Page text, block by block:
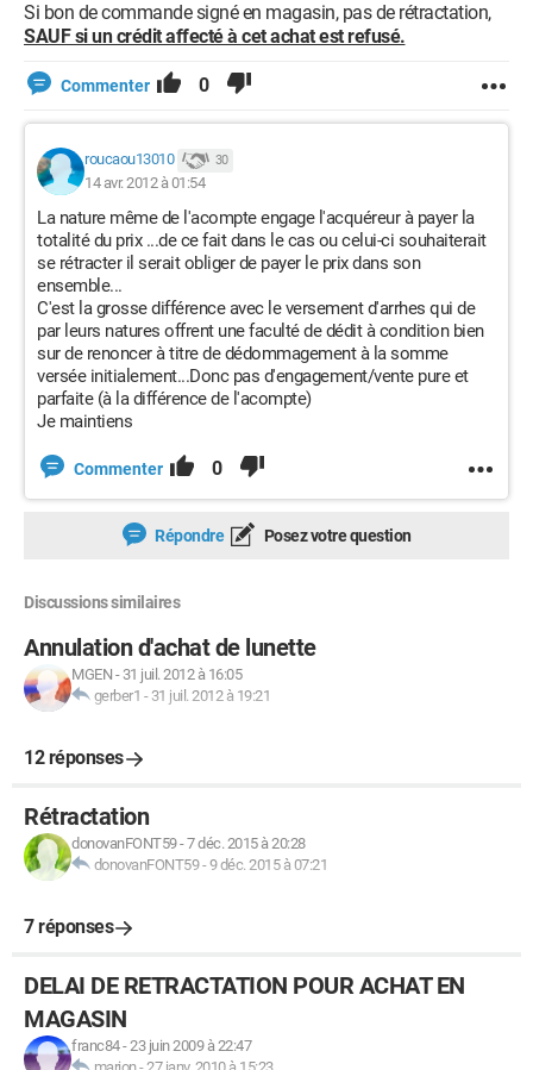
Si bon de commande signé en magasin, pas de rétractation,
SAUF si un crédit affecté à cet achat est refusé.
Commenter 0
roucaou13010 30
14 avr. 2012 à 01:54
La nature même de l'acompte engage l'acquéreur à payer la
totalité du prix ...de ce fait dans le cas ou celui-ci souhaiterait
se rétracter il serait obliger de payer le prix dans son
ensemble...
C'est la grosse différence avec le versement d'arrhes qui de
par leurs natures offrent une faculté de dédit à condition bien
sur de renoncer à titre de dédommagement à la somme
versée initialement...Donc pas d'engagement/vente pure et
parfaite (à la différence de l'acompte)
Je maintiens
Commenter 0
Répondre Posez votre question
Discussions similaires
Annulation d'achat de lunette
MGEN - 31 juil. 2012 à 16:05
gerber1 - 31 juil. 2012 à 19:21
12 réponses
Rétractation
donovanFONT59-7 déc. 2015 à 20:28
donovanFONT59-9 déc. 2015 à 07:21
7 réponses
DELAI DE RETRACTATION POUR ACHAT EN
MAGASIN
franc84-23 juin 2009 à 22:47